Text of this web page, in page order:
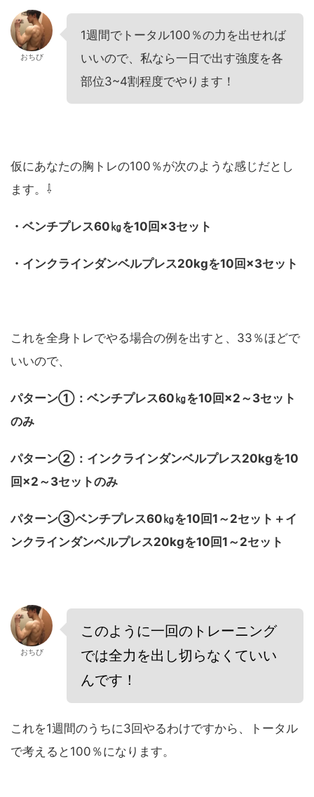
おちび
1週間でトータル100％の力を出せれば
いいので、私なら一日で出す強度を各
部位3~4割程度でやります！
仮にあなたの胸トレの100％が次のような感じだとし
ます。⇩
・ベンチプレス60㎏を10回×3セット
・インクラインダンベルプレス20kgを10回×3セット
これを全身トレでやる場合の例を出すと、33％ほどで
いいので、
パターン①：ベンチプレス60㎏を10回×2～3セット
のみ
パターン②：インクラインダンベルプレス20kgを10
回×2～3セットのみ
パターン③ベンチプレス60㎏を10回1～2セット＋イ
ンクラインダンベルプレス20kgを10回1～2セット
おちび
このように一回のトレーニング
では全力を出し切らなくていい
んです！
これを1週間のうちに3回やるわけですから、トータル
で考えると100％になります。